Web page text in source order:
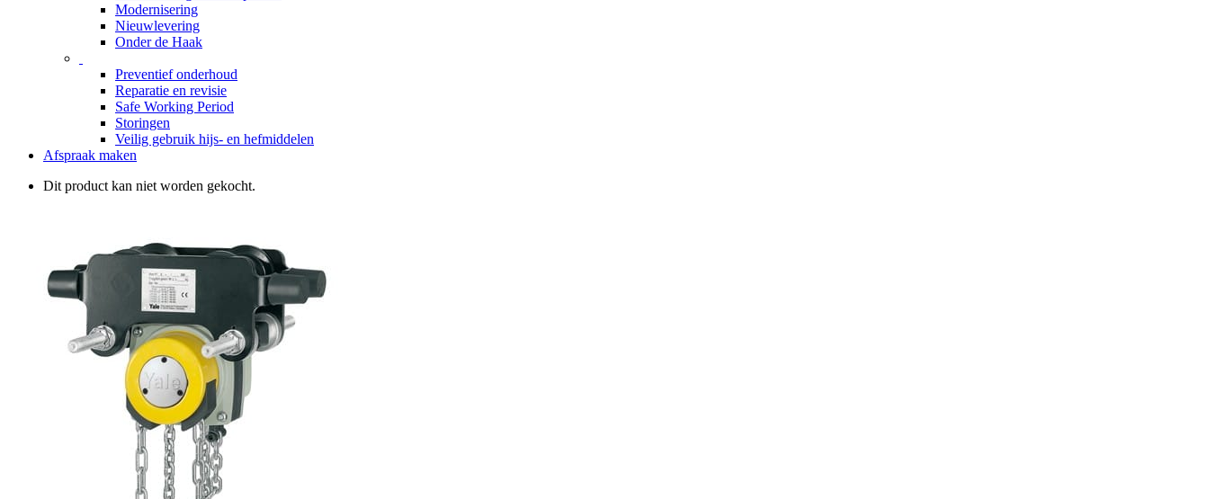
Modernisering
Nieuwlevering
Onder de Haak
Preventief onderhoud
Reparatie en revisie
Safe Working Period
Storingen
Veilig gebruik hijs- en hefmiddelen
Afspraak maken
Dit product kan niet worden gekocht.